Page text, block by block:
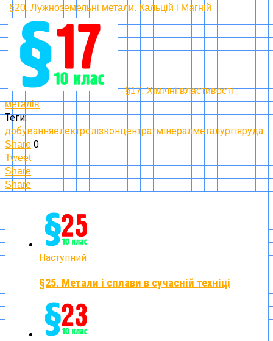
§20. Лужноземельні метали. Кальцій і Магній
§17. Хімічні властивості
металів
Теги:
добуванняелектролізконцентратмінералметалургіяруда
Share 0
Tweet
Share
Share
Наступний
§25. Метали і сплави в сучасній техніці